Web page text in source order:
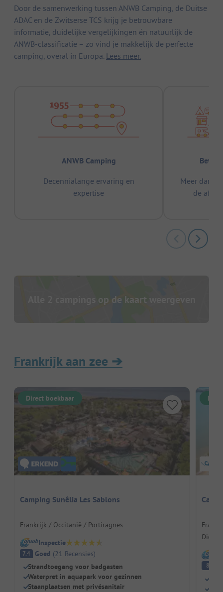
Door de samenwerking tussen ANWB Camping, de Duitse
ADAC en de Zwitserse TCS krijg je betrouwbare
informatie, duidelijke vergelijkingen én natuurlijk de
ANWB-classificatie – zo vind je makkelijk de perfecte
camping, overal in Europa. Lees meer.
ANWB Camping
Decennialange ervaring en
expertise
Meer dan
de
Alle 2 campings op de kaart weergeven
Frankrijk aan zee ➔
Direct boekbaar
Camping Sunêlia Les Sablons
Frankrijk / Occitanië / Portiragnes
Inspectie
7.4 Goed (21 Recensies)
Strandtoegang voor badgasten
Waterpret in aquapark voor gezinnen
Staanplaatsen met privésanitair
8